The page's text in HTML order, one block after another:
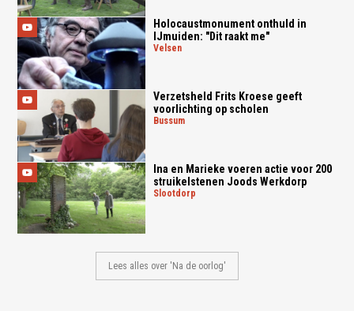
Holocaustmonument onthuld in
IJmuiden: "Dit raakt me"
velsen
Verzetsheld Frits Kroese geeft
voorlichting op scholen
bussum
Ina en Marieke voeren actie voor 200
struikelstenen Joods Werkdorp
slootdorp
Lees alles over 'Na de oorlog'